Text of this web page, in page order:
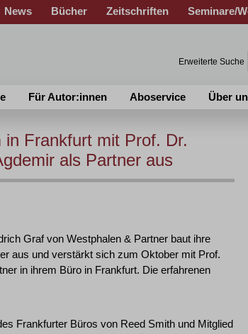
News Bücher Zeitschriften Seminare/
Erweiterte Suche
Für Autor:innen Aboservice Über
Frankfurt mit Prof. Dr.
als Partner aus
Graf von Westphalen & Partner baut ihre
aus und verstärkt sich zum Oktober mit Prof.
in ihrem Büro in Frankfurt. Die erfahrenen
Frankfurter Büros von Reed Smith und Mitglied